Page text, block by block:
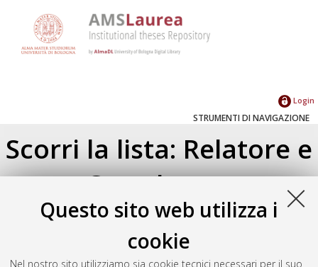
Questo sito web utilizza i
cookie
Nel nostro sito utilizziamo sia cookie tecnici necessari per il suo
Login
STRUMENTI DI NAVIGAZIONE
Scorri la lista: Relatore e
Correlatore
Su di un livello